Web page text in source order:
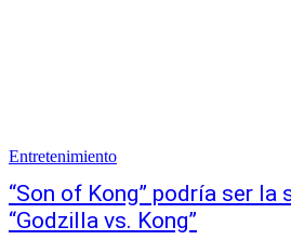
Entretenimiento
“Son of Kong” podría ser la
“Godzilla vs. Kong”